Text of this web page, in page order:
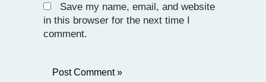
Save my name, email, and website
in this browser for the next time I
comment.